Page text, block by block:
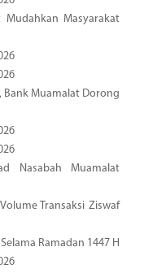
Mudahkan Masyarakat
Bank Muamalat Dorong
Nasabah Muamalat
Transaksi Ziswaf
Ramadan 1447 H